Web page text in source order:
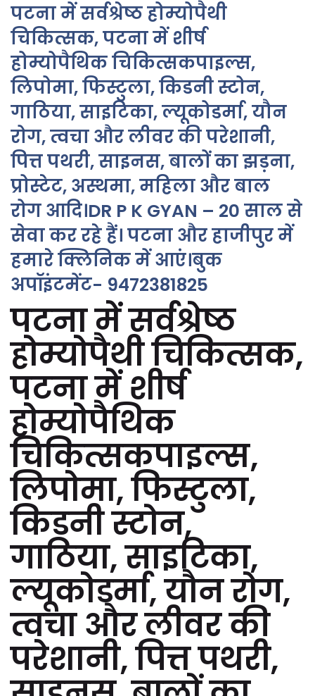
पटना में सर्वश्रेष्ठ होम्योपैथी
चिकित्सक, पटना में शीर्ष
होम्योपैथिक चिकित्सकपाइल्स,
लिपोमा, फिस्टुला, किडनी स्टोन,
गाठिया, साइटिका, ल्यूकोडर्मा, यौन
रोग, त्वचा और लीवर की परेशानी,
पित्त पथरी, साइनस, बालों का झड़ना,
प्रोस्टेट, अस्थमा, महिला और बाल
रोग आदि।DR P K GYAN – 20 साल से
सेवा कर रहे हैं। पटना और हाजीपुर में
हमारे क्लिनिक में आएं।बुक
अपॉइंटमेंट- 9472381825
पटना में सर्वश्रेष्ठ
होम्योपैथी चिकित्सक,
पटना में शीर्ष
होम्योपैथिक
चिकित्सकपाइल्स,
लिपोमा, फिस्टुला,
किडनी स्टोन,
गाठिया, साइटिका,
ल्यूकोडर्मा, यौन रोग,
त्वचा और लीवर की
परेशानी, पित्त पथरी,